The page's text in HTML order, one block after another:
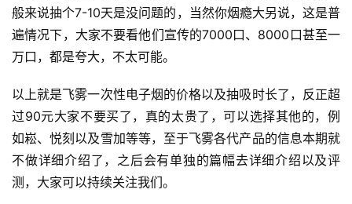
电
子
烟
资
讯
般来说抽个7-10天是没问题的，当然你烟瘾大另说，这是普
遍情况下，大家不要看他们宣传的7000口、8000口甚至一
万口，都是夸大，不太可能。
以上就是飞雾一次性电子烟的价格以及抽吸时长了，反正超
过90元大家不要买了，真的太贵了，可以选择其他的，例
如崧、悦刻以及雪加等等，至于飞雾各代产品的信息本期就
不做详细介绍了，之后会有单独的篇幅去详细介绍以及评
测，大家可以持续关注我们。